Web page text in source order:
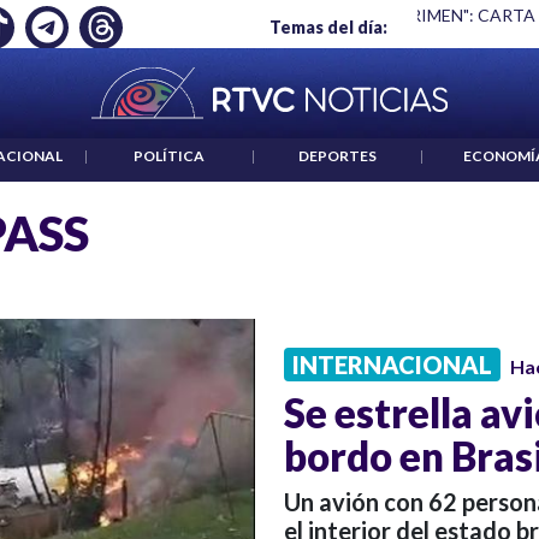
Temas del día:
EMPLEO: JP MORGAN "HABLAR NO ES UN CRIMEN":
| POLÍTICA | DEPORTES |
INTERNACIONAL
Se estrella
bordo en
Un avión con 62
el interior del estado